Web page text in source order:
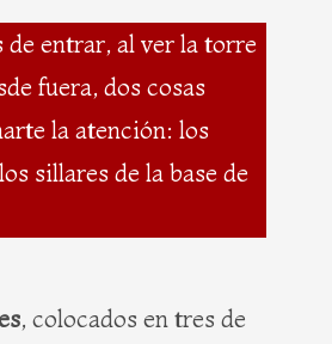
de entrar, al ver la torre
fuera, dos cosas
la atención: los
sillares de la base de
, colocados en tres de